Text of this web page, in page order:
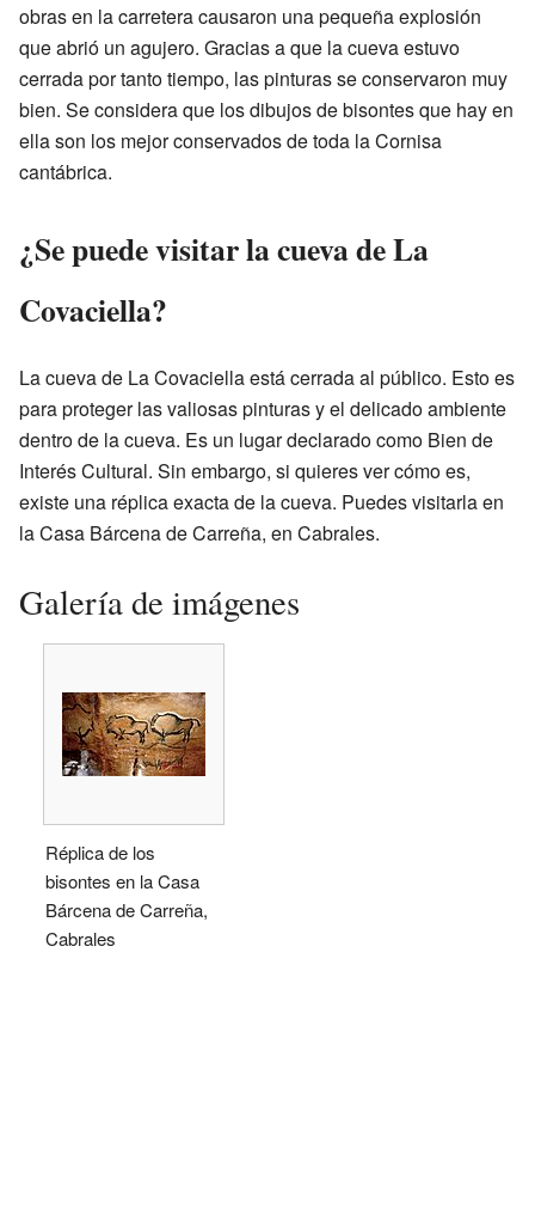
obras en la carretera causaron una pequeña explosión
que abrió un agujero. Gracias a que la cueva estuvo
cerrada por tanto tiempo, las pinturas se conservaron muy
bien. Se considera que los dibujos de bisontes que hay en
ella son los mejor conservados de toda la Cornisa
cantábrica.
¿Se puede visitar la cueva de La
Covaciella?
La cueva de La Covaciella está cerrada al público. Esto es
para proteger las valiosas pinturas y el delicado ambiente
dentro de la cueva. Es un lugar declarado como Bien de
Interés Cultural. Sin embargo, si quieres ver cómo es,
existe una réplica exacta de la cueva. Puedes visitarla en
la Casa Bárcena de Carreña, en Cabrales.
Galería de imágenes
Réplica de los
bisontes en la Casa
Bárcena de Carreña,
Cabrales